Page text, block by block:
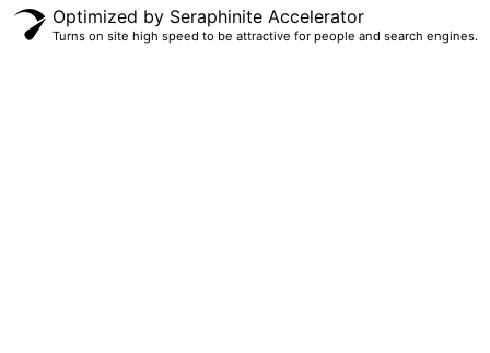
Optimized by Seraphinite Accelerator
Turns on site high speed to be attractive for people and search engines.